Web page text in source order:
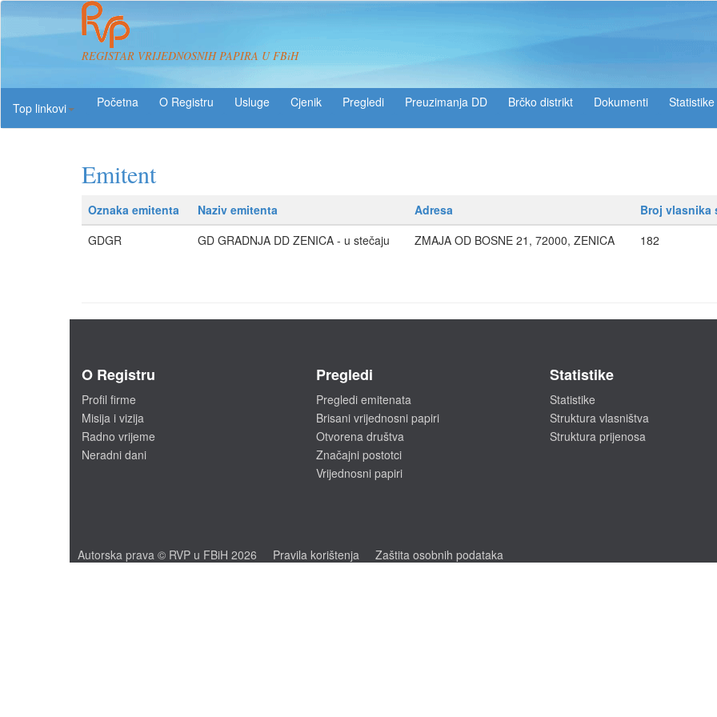
REGISTAR VRIJEDNOSNIH PAPIRA U FBiH
Top linkovi
O Registru Usluge Pregledi Preuzimanja DD Brčko distrikt Dokumenti Statistike
Emitent
Oznaka emitenta Naziv emitenta Adresa
Broj vlasnika
GDGR
GD GRADNJA DD ZENICA - u stečaju ZMAJA OD BOSNE 21, 72000, ZENICA 182
O Registru
Profil firme
Misija i vizija
Radno vrijeme
Neradni dani
Pregledi
Pregledi emitenata
Brisani vrijednosni papiri
Otvorena društva
Značajni postotci
Vrijednosni papiri
Statistike
Statistike
Struktura vlasništva
Struktura prijenosa
Autorska prava © RVP u FBiH 2026 Pravila korištenja Zaštita osobnih podataka